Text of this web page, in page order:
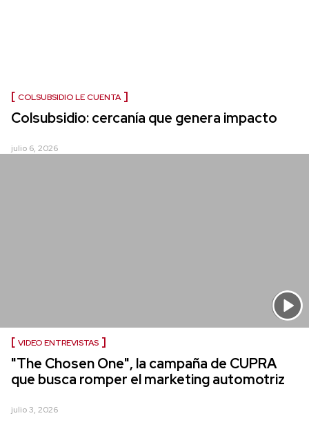
COLSUBSIDIO LE CUENTA
Colsubsidio: cercanía que genera impacto
julio 6, 2026
VIDEO ENTREVISTAS
"The Chosen One", la campaña de CUPRA
que busca romper el marketing automotriz
julio 3, 2026